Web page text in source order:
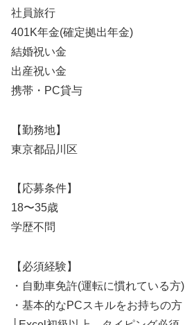
社員旅行
401K年金(確定拠出年金)
結婚祝い金
出産祝い金
携帯・PC貸与
【勤務地】
東京都品川区
【応募条件】
18〜35歳
学歴不問
【必須経験】
・自動車免許(運転に慣れている方)
・基本的なPCスキルをお持ちの方